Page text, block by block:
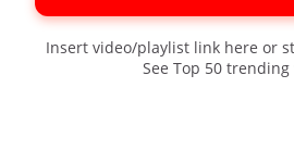
Insert video/playlist link here or
See Top 50 trending